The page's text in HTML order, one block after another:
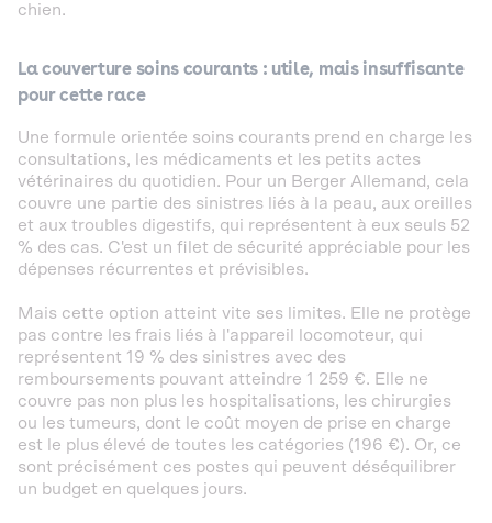
chien.
La couverture soins courants : utile, mais insuffisante
pour cette race
Une formule orientée soins courants prend en charge les
consultations, les médicaments et les petits actes
vétérinaires du quotidien. Pour un Berger Allemand, cela
couvre une partie des sinistres liés à la peau, aux oreilles
et aux troubles digestifs, qui représentent à eux seuls 52
% des cas. C'est un filet de sécurité appréciable pour les
dépenses récurrentes et prévisibles.
Mais cette option atteint vite ses limites. Elle ne protège
pas contre les frais liés à l'appareil locomoteur, qui
représentent 19 % des sinistres avec des
remboursements pouvant atteindre 1 259 €. Elle ne
couvre pas non plus les hospitalisations, les chirurgies
ou les tumeurs, dont le coût moyen de prise en charge
est le plus élevé de toutes les catégories (196 €). Or, ce
sont précisément ces postes qui peuvent déséquilibrer
un budget en quelques jours.